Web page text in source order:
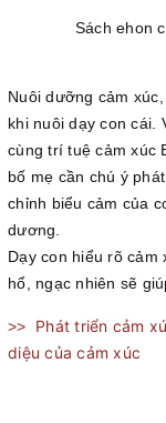
Sách ehon
Nuôi dưỡng cảm
khi nuôi dạy con cái.
cùng trí tuệ cảm xúc
bố mẹ cần chú ý
chỉnh biểu cảm của
dương.
Dạy con hiểu rõ cảm
hổ, ngạc nhiên sẽ
>>
Phát triển cảm
diệu của cảm xúc